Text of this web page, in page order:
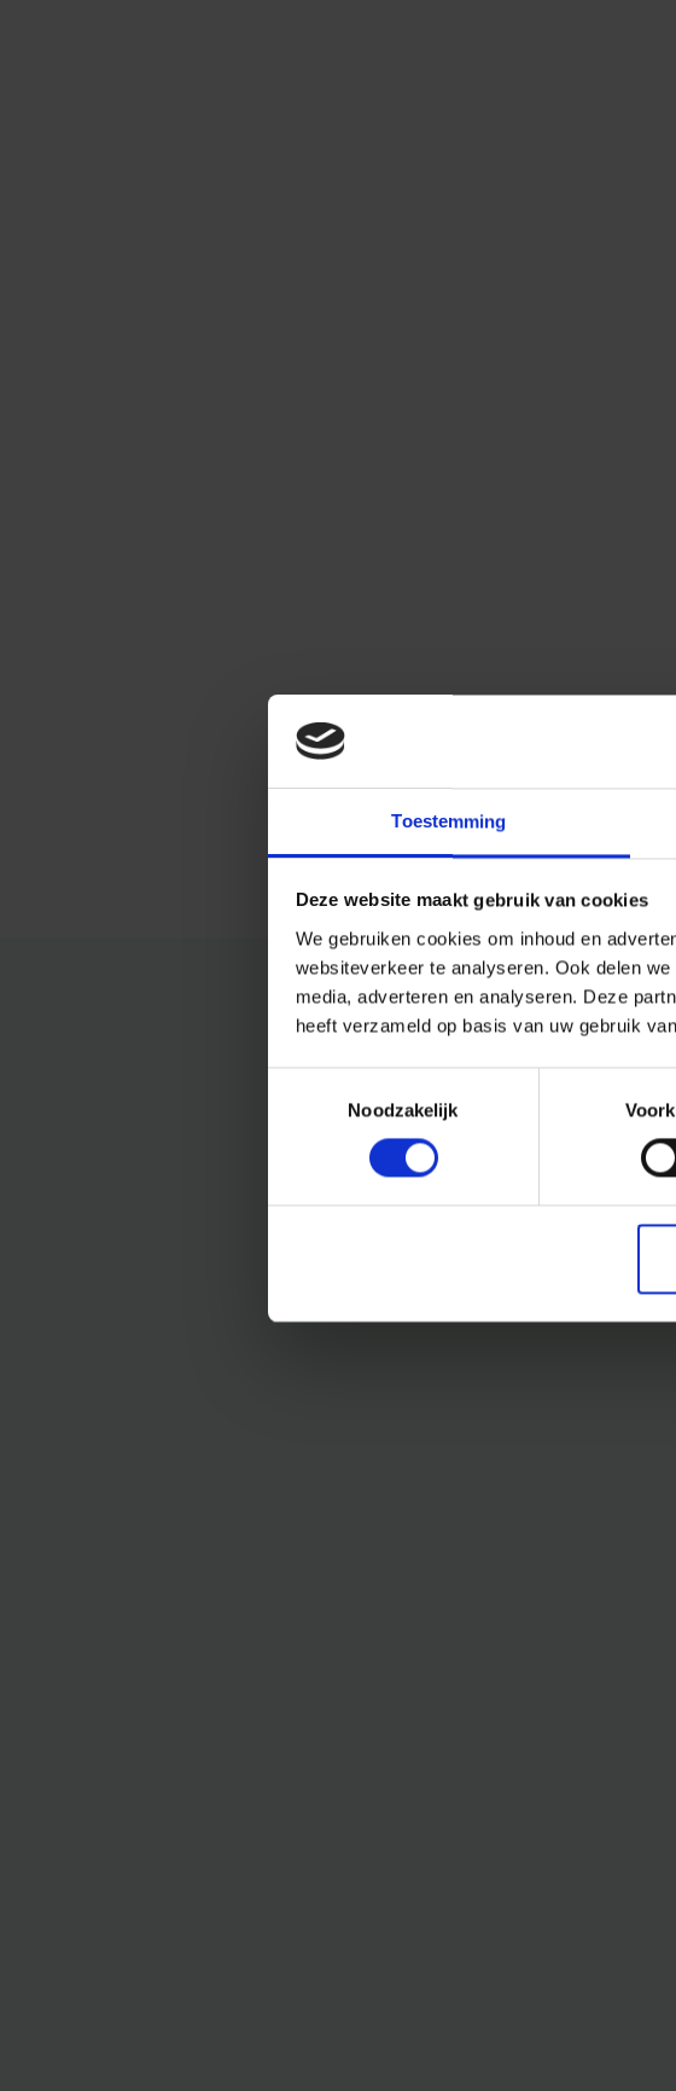
Toestemming
Deze website maakt gebruik van cookies
We gebruiken cookies om inhoud en
websiteverkeer te analyseren. Ook delen
media, adverteren en analyseren. Deze
heeft verzameld op basis van uw gebruik
Noodzakelijk